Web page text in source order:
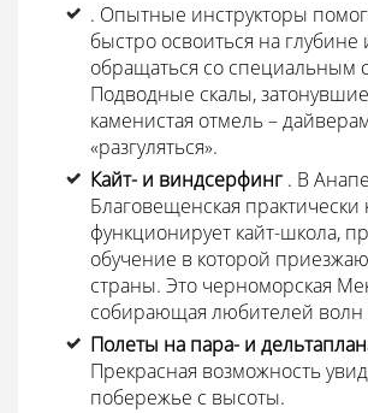
. Опытные инструкторы
быстро освоиться на глубине
обращаться со специальным
Подводные скалы,
каменистая отмель –
«разгуляться».
Кайт- и виндсерфинг . В
Благовещенская практически
функционирует кайт-школа,
обучение в которой
страны. Это черноморская
собирающая любителей волн
Полеты на пара- и
Прекрасная возможность
побережье с высоты.